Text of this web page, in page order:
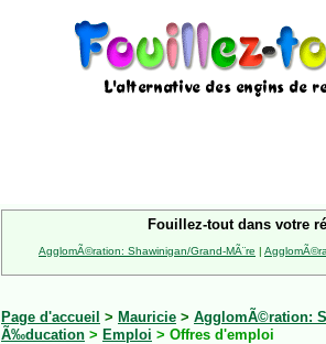
Fouillez-tout dans votre
AgglomÃ©ration: Shawinigan/Grand-MÃ¨re |
Page d'accueil > Mauricie > AgglomÃ©ration:
Ã‰ducation > Emploi > Offres d'emploi